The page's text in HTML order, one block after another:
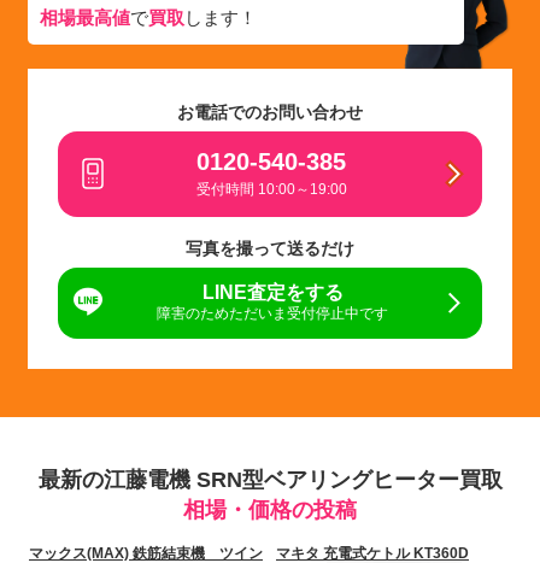
相場最高値で買取 します！
お電話でのお問い合わせ
0120-540-385
受付時間 10:00～19:00
写真を撮って送るだけ
LINE査定をする
障害のためただいま受付停止中です
最新の江藤電機 SRN型ベアリングヒーター買取
相場・価格の投稿
マックス(MAX) 鉄筋結束機 ツイン
マキタ 充電式ケトル KT360D